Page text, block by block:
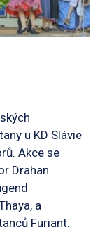
u KD Slávie
Akce se
Drahan
a
Furiant.